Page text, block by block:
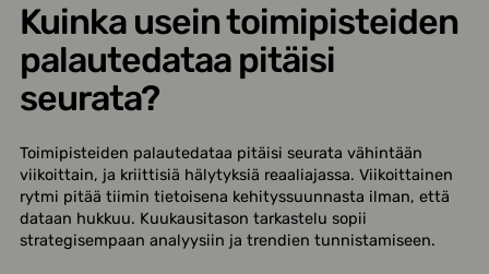
Kuinka usein toimipisteiden
palautedataa pitäisi
seurata?
Toimipisteiden palautedataa pitäisi seurata vähintään
viikoittain, ja kriittisiä hälytyksiä reaaliajassa. Viikoittainen
rytmi pitää tiimin tietoisena kehityssuunnasta ilman, että
dataan hukkuu. Kuukausitason tarkastelu sopii
strategisempaan analyysiin ja trendien tunnistamiseen.